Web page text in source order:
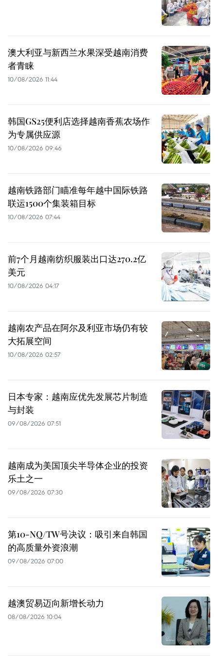
澳大利亚与新西兰水果深受越南消费
者青睐
10/08/2026 11:44
韩国GS25便利店选择越南香蕉农场作
为专属供应源
10/08/2026 09:46
越南铁路部门瞄准每年越中国际铁路
联运1500个集装箱目标
10/08/2026 07:44
前7个月越南纺织服装出口达270.2亿
美元
10/08/2026 04:17
越南农产品在阿尔及利亚市场仍有较
大拓展空间
10/08/2026 02:57
日本专家：越南应优先发展芯片制造
与封装
09/08/2026 07:51
越南成为美国顶尖半导体企业的投资
乐土之一
09/08/2026 07:30
第10-NQ/TW号决议：吸引来自韩国
的高质量外资浪潮
09/08/2026 07:00
越澳贸易迈向新增长动力
08/08/2026 10:04